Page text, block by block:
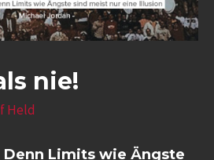
nie!
Held
Denn Limits wie Ängste